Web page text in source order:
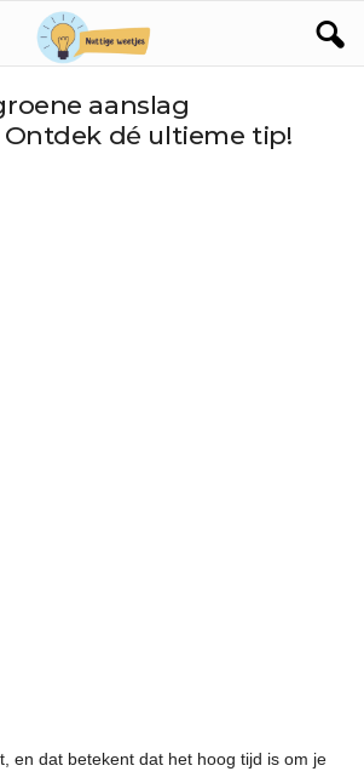
aanslag
dé ultieme tip!
en dat betekent dat het hoog tijd is om je